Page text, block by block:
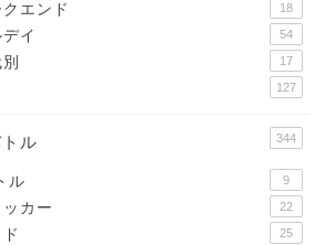
エンド 18
イ 54
17
127
ル 344
ル 9
カー 22
25